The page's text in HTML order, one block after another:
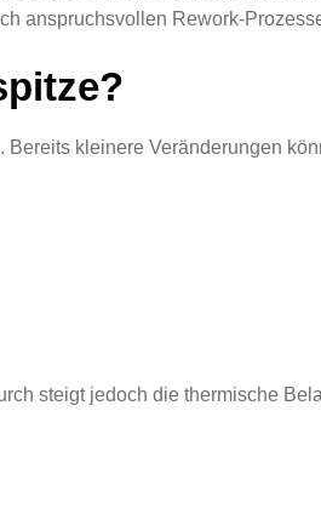
anspruchsvollen Rework-
kleinere Veränderungen
steigt jedoch die thermische